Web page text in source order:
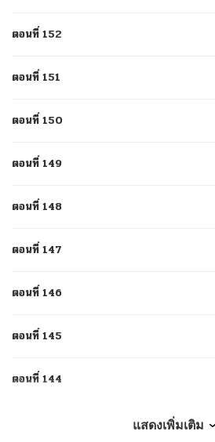
ตอนที่ 152
ตอนที่ 151
ตอนที่ 150
ตอนที่ 149
ตอนที่ 148
ตอนที่ 147
ตอนที่ 146
ตอนที่ 145
ตอนที่ 144
แสดงเพิ่มเติม